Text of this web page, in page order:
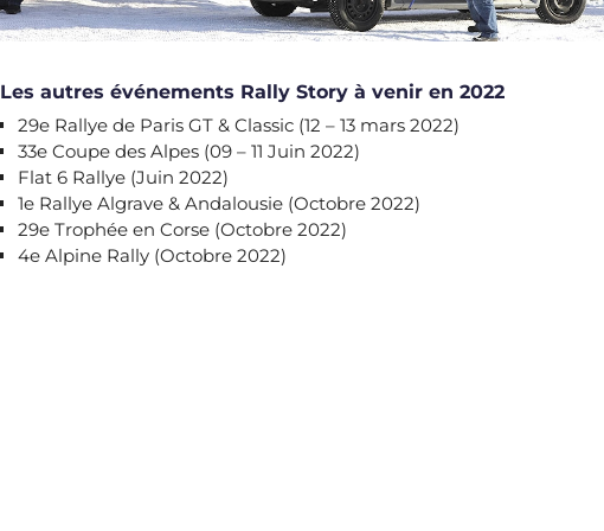
Les autres événements Rally Story à venir en 2022
29e Rallye de Paris GT & Classic (12 – 13 mars 2022)
33e Coupe des Alpes (09 – 11 Juin 2022)
Flat 6 Rallye (Juin 2022)
1e Rallye Algrave & Andalousie (Octobre 2022)
29e Trophée en Corse (Octobre 2022)
4e Alpine Rally (Octobre 2022)